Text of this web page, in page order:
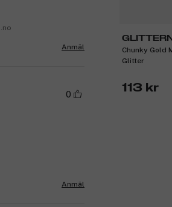
Chunky Gold
Glitter
113 kr
Anmäl
0
Anmäl